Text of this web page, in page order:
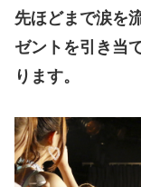
先ほどまで涙を
ゼントを引き当
ります。